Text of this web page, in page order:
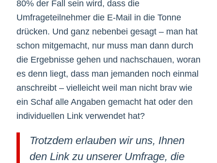
80% der Fall sein wird, dass die
Umfrageteilnehmer die E-Mail in die Tonne
drücken. Und ganz nebenbei gesagt – man hat
schon mitgemacht, nur muss man dann durch
die Ergebnisse gehen und nachschauen, woran
es denn liegt, dass man jemanden noch einmal
anschreibt – vielleicht weil man nicht brav wie
ein Schaf alle Angaben gemacht hat oder den
individuellen Link verwendet hat?
Trotzdem erlauben wir uns, Ihnen
den Link zu unserer Umfrage, die